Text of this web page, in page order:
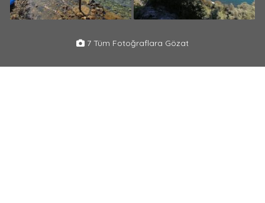
7 Tüm Fotoğraflara Gözat